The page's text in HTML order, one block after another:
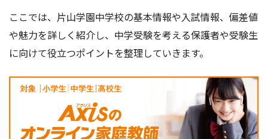
ここでは、片山学園中学校の基本情報や入試情報、偏差値
や魅力を詳しく紹介し、中学受験を考える保護者や受験生
に向けて役立つポイントを整理していきます。